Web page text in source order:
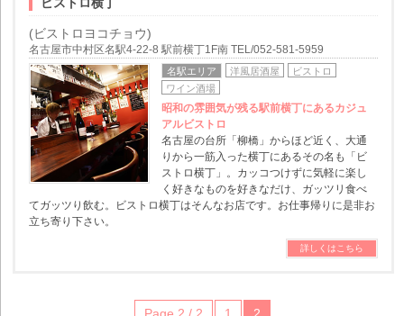
(ビストロヨコチョウ)
名古屋市中村区名駅4-22-8 駅前横丁1F南 TEL/052-581-5959
名駅エリア 洋風居酒屋
ビストロ
ワイン酒場
昭和の雰囲気が残る駅前横丁にあるカジュ
アルビストロ
名古屋の台所「柳橋」からほど近く、大通
りから一筋入った横丁にあるその名も「ビ
ストロ横丁」。カッコつけずに気軽に楽し
く好きなものを好きなだけ、ガッツリ食べ
てガッツり飲む。ビストロ横丁はそんなお店です。お仕事帰りに是非お
立ち寄り下さい。
詳しくはこちら